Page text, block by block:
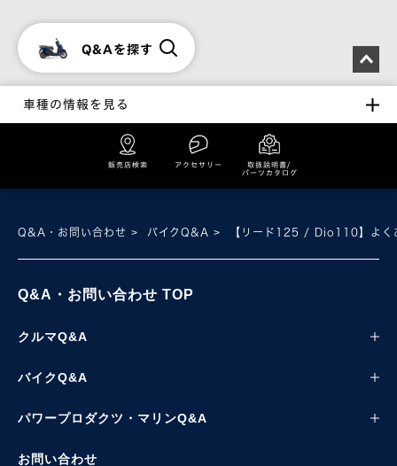
Q&Aを探す
車種の情報を見る
販売店検索 アクセサリー
取扱説明書/
パーツカタログ
Q&A・お問い合わせ バイクQ&A 【リード125 / Dio110】よく
Q&A・お問い合わせ TOP
クルマQ&A
バイクQ&A
パワープロダクツ・マリンQ&A
お問い合わせ